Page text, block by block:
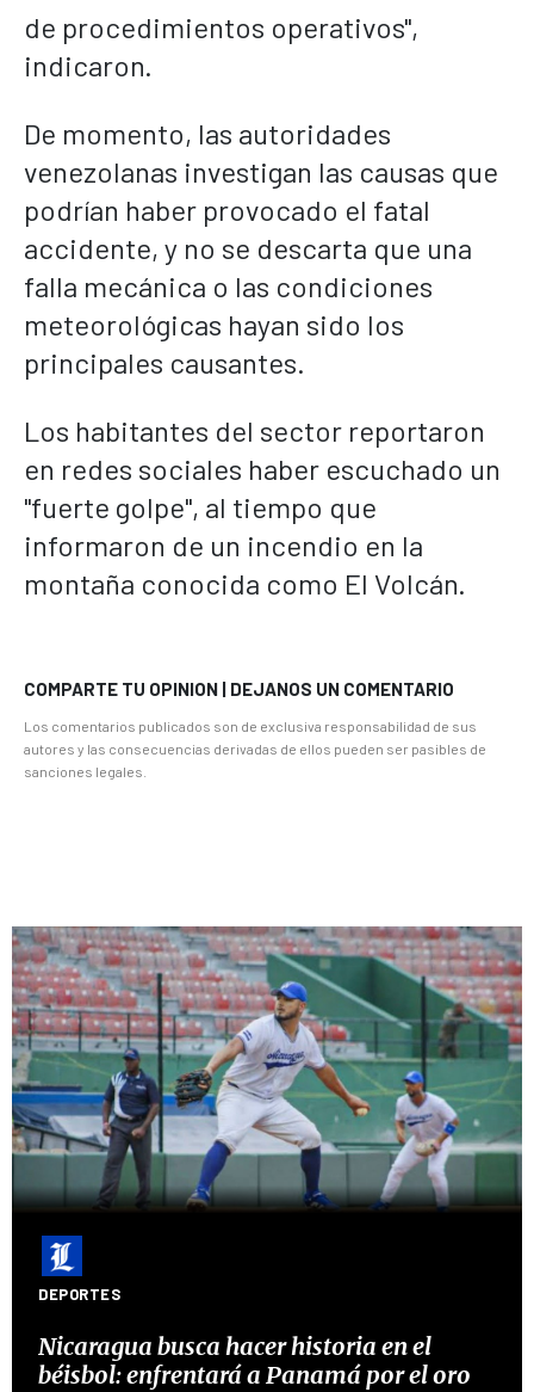
de procedimientos operativos",
indicaron.
De momento, las autoridades
venezolanas investigan las causas que
podrían haber provocado el fatal
accidente, y no se descarta que una
falla mecánica o las condiciones
meteorológicas hayan sido los
principales causantes.
Los habitantes del sector reportaron
en redes sociales haber escuchado un
"fuerte golpe", al tiempo que
informaron de un incendio en la
montaña conocida como El Volcán.
COMPARTE TU OPINION | DEJANOS UN COMENTARIO
Los comentarios publicados son de exclusiva responsabilidad de sus
autores y las consecuencias derivadas de ellos pueden ser pasibles de
sanciones legales.
DEPORTES
Nicaragua busca hacer historia en el
béisbol: enfrentará a Panamá por el oro